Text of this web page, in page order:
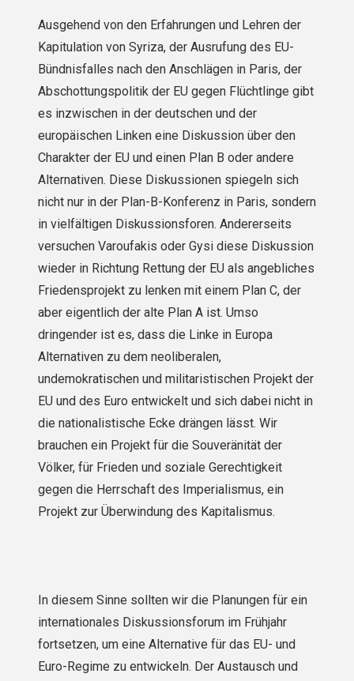
Ausgehend von den Erfahrungen und Lehren der
Kapitulation von Syriza, der Ausrufung des EU-
Bündnisfalles nach den Anschlägen in Paris, der
Abschottungspolitik der EU gegen Flüchtlinge gibt
es inzwischen in der deutschen und der
europäischen Linken eine Diskussion über den
Charakter der EU und einen Plan B oder andere
Alternativen. Diese Diskussionen spiegeln sich
nicht nur in der Plan-B-Konferenz in Paris, sondern
in vielfältigen Diskussionsforen. Andererseits
versuchen Varoufakis oder Gysi diese Diskussion
wieder in Richtung Rettung der EU als angebliches
Friedensprojekt zu lenken mit einem Plan C, der
aber eigentlich der alte Plan A ist. Umso
dringender ist es, dass die Linke in Europa
Alternativen zu dem neoliberalen,
undemokratischen und militaristischen Projekt der
EU und des Euro entwickelt und sich dabei nicht in
die nationalistische Ecke drängen lässt. Wir
brauchen ein Projekt für die Souveränität der
Völker, für Frieden und soziale Gerechtigkeit
gegen die Herrschaft des Imperialismus, ein
Projekt zur Überwindung des Kapitalismus.
In diesem Sinne sollten wir die Planungen für ein
internationales Diskussionsforum im Frühjahr
fortsetzen, um eine Alternative für das EU- und
Euro-Regime zu entwickeln. Der Austausch und